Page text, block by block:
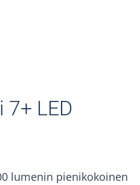
7+ LED
lumenin pienikokoinen